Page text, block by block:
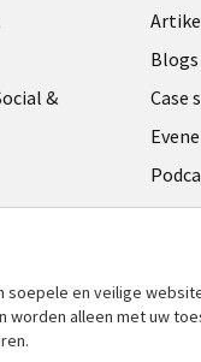
&
Blogs
Case
en veilige
alleen met uw